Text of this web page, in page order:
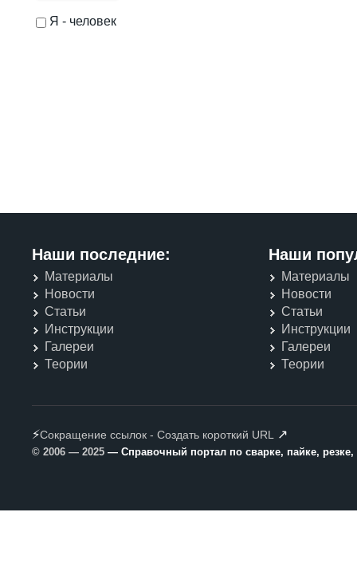
Я - человек
Наши последние:
Материалы
Новости
Статьи
Инструкции
Галереи
Теории
Наши
Материалы
Новости
Статьи
Инструкции
Галереи
Теории
⚡Сокращение ссылок - Создать короткий URL ↗
© 2006 — 2025 — Справочный портал по сварке, пайке,